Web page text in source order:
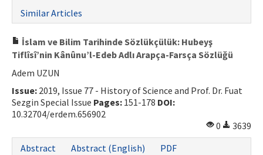
Similar Articles
İslam ve Bilim Tarihinde Sözlükçülük: Hubeyş
Tiflîsî’nin Kânûnu’l-Edeb Adlı Arapça-Farsça Sözlüğü
Adem UZUN
Issue: 2019, Issue 77 - History of Science and Prof. Dr. Fuat
Sezgin Special Issue Pages: 151-178 DOI:
10.32704/erdem.656902
0
3639
Abstract
Abstract (English)
PDF